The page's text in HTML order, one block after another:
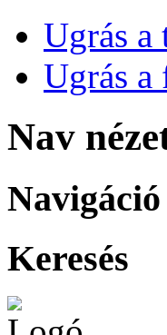
Ugrás a
Ugrás a
Nav
Navigáció
Keresés